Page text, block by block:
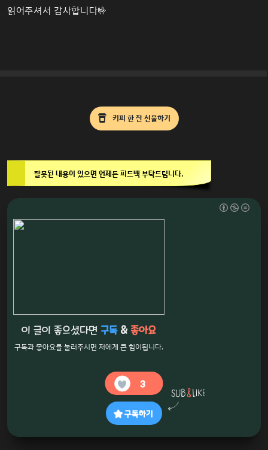
읽어주셔서 감사합니다🤟
커피 한 잔 선물하기
잘못된 내용이 있으면 언제든 피드백 부탁드립니다.
이 글이 좋으셨다면 구독& 좋아요
구독과 좋아요를 눌러주시면 저에게 큰 힘이됩니다.
3
구독하기